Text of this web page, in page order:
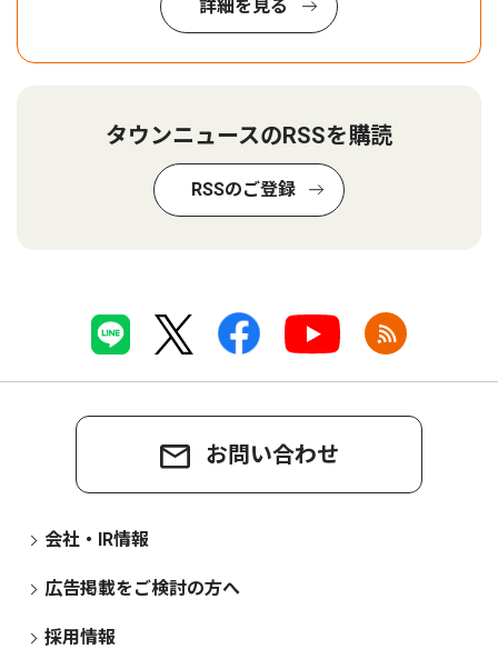
詳細を見る
タウンニュースのRSSを購読
RSSのご登録
お問い合わせ
会社・IR情報
広告掲載をご検討の方へ
採用情報